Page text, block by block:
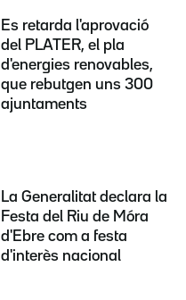
Es retarda l'aprovació
del PLATER, el pla
d'energies renovables,
que rebutgen uns 300
ajuntaments
La Generalitat declara la
Festa del Riu de Móra
d'Ebre com a festa
d'interès nacional